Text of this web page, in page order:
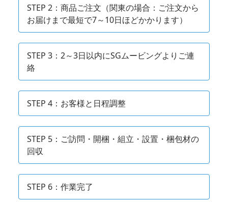
STEP 2：商品ご注文（関東の場合：ご注文から
お届けまで最短で7～10日ほどかかります）
STEP 3：2～3日以内にSGムービングよりご連
絡
STEP 4：お客様と日程調整
STEP 5：ご訪問・開梱・組立・設置・梱包材の
回収
STEP 6：作業完了